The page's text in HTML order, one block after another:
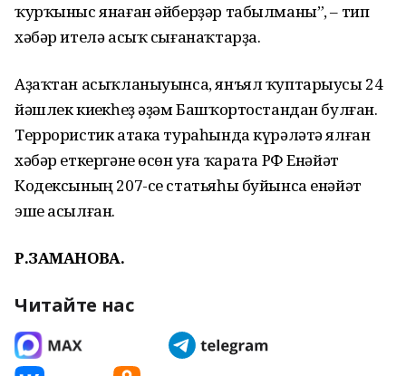
ҡурҡыныс янаған әйберҙәр табылманы”, – тип
хәбәр ителә асыҡ сығанаҡтарҙа.
Аҙаҡтан асыҡланыуынса, янъял ҡуптарыусы 24
йәшлек киҫекһеҙ әҙәм Башҡортостандан булған.
Террористик атака тураһында күрәләтә ялған
хәбәр еткергәне өсөн уға ҡарата РФ Енәйәт
Кодексының 207-се статьяһы буйынса енәйәт
эше асылған.
Р.ЗАМАНОВА.
Читайте нас